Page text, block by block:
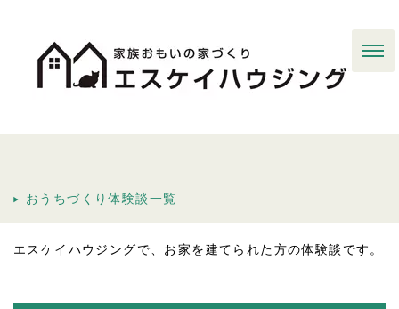
おうちづくり体験談一覧
エスケイハウジングで、お家を建てられた方の体験談です。